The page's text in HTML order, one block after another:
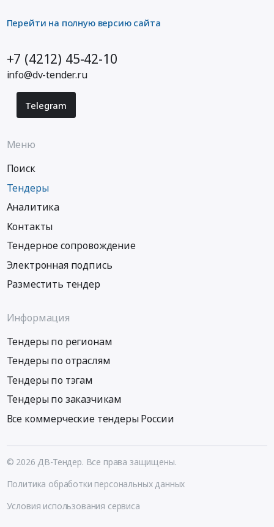
Перейти на полную версию сайта
+7 (4212) 45-42-10
info@dv-tender.ru
Telegram
Меню
Поиск
Тендеры
Аналитика
Контакты
Тендерное сопровождение
Электронная подпись
Разместить тендер
Информация
Тендеры по регионам
Тендеры по отраслям
Тендеры по тэгам
Тендеры по заказчикам
Все коммерческие тендеры России
© 2026 ДВ-Тендер. Все права защищены.
Политика обработки персональных данных
Условия использования сервиса